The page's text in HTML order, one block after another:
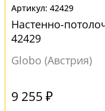
42429
Настенно-
42429
Globo (Австрия)
9 255 ₽